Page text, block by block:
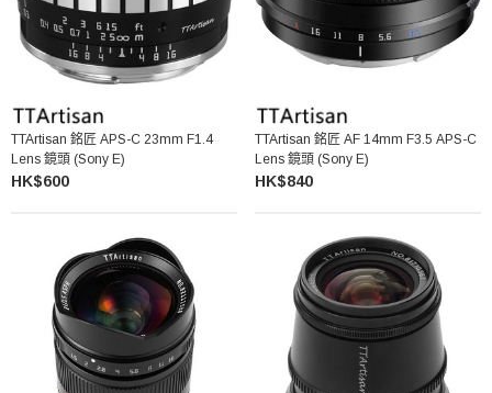
TTArtisan 銘匠 APS-C 23mm F1.4
Lens 鏡頭 (Sony E)
HK$600
TTArtisan 銘匠 AF 14mm F3.5 APS-C
Lens 鏡頭 (Sony E)
HK$840